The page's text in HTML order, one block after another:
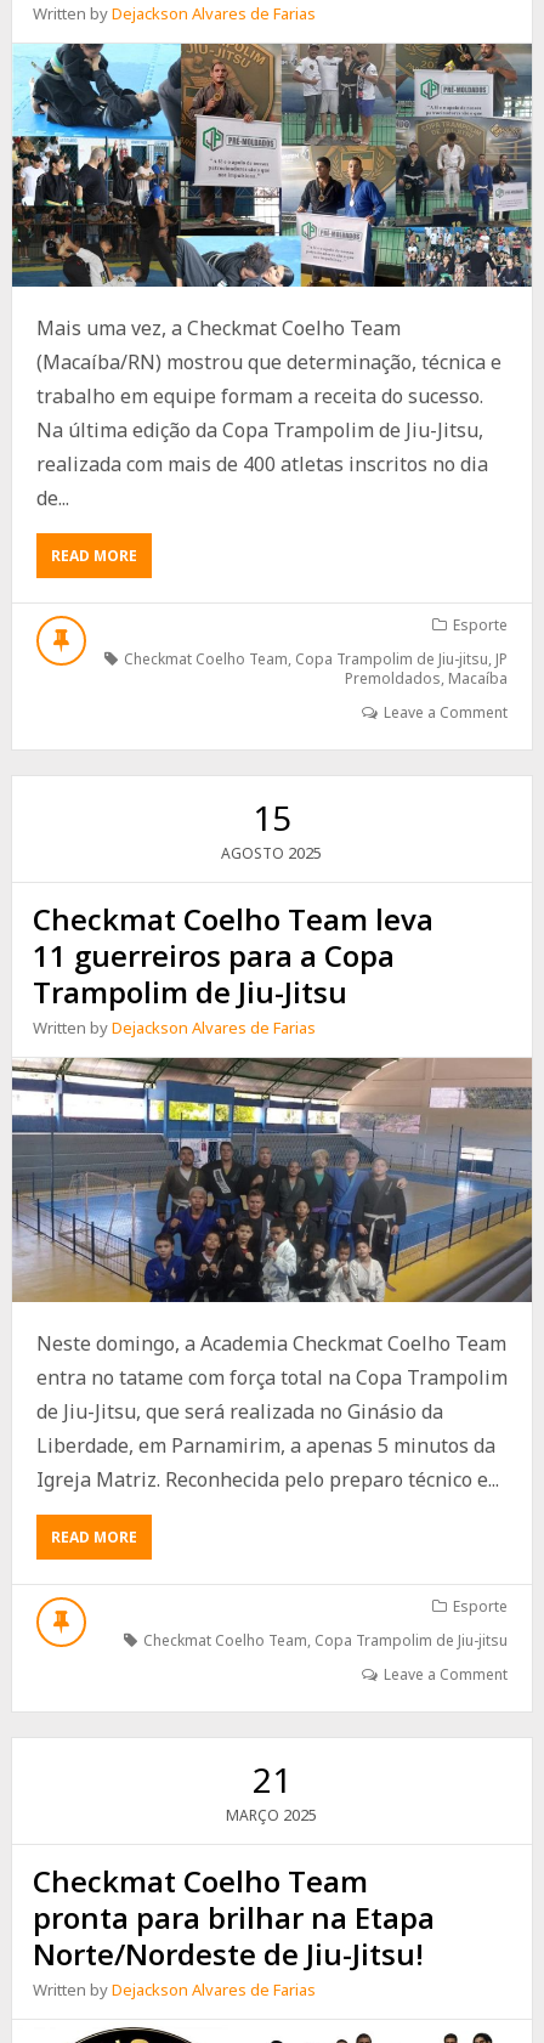
Written byDejackson Alvares de Farias
Mais uma vez, a Checkmat Coelho Team
(Macaíba/RN) mostrou que determinação, técnica e
trabalho em equipe formam a receita do sucesso.
Na última edição da Copa Trampolim de Jiu-Jitsu,
realizada com mais de 400 atletas inscritos no dia
de...
READ MOREABOUT
CHECKMAT
COELHO
BRILHA
NA
APROVEITAMENTO
E
DE
EQUIPE!
Esporte
Checkmat Coelho Team, Copa Trampolim de Jiu-jitsu, JP
Premoldados, Macaíba
Leave a Comment
15
AGOSTO 2025
Checkmat Coelho Team leva
11 guerreiros para a Copa
Trampolim de Jiu-Jitsu
Written byDejackson Alvares de Farias
Neste domingo, a Academia Checkmat Coelho Team
entra no tatame com força total na Copa Trampolim
de Jiu-Jitsu, que será realizada no Ginásio da
Liberdade, em Parnamirim, a apenas 5 minutos da
Igreja Matriz. Reconhecida pelo preparo técnico e...
READ MOREABOUT
CHECKMAT
COELHO
11
COPA
Esporte
Checkmat Coelho Team, Copa Trampolim de Jiu-jitsu
Leave a Comment
21
MARÇO 2025
Checkmat Coelho Team
pronta para brilhar na Etapa
Norte/Nordeste de Jiu-Jitsu!
Written byDejackson Alvares de Farias